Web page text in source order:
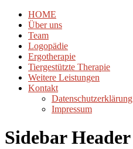
HOME
Über uns
Team
Logopädie
Ergotherapie
Tiergestützte Therapie
Weitere Leistungen
Kontakt
Datenschutzerklärung
Impressum
Sidebar Header